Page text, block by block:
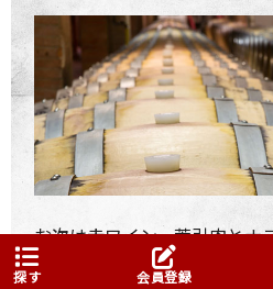
お次は赤ワイン。荒引肉とナ
ンテプルチャーノ・ダブルッ
探す 会員登録